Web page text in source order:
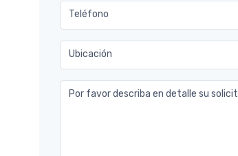
Teléfono
Ubicación
Por favor describa en detalle su